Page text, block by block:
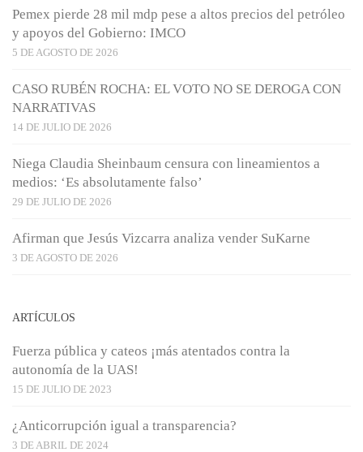
Pemex pierde 28 mil mdp pese a altos precios del petróleo
y apoyos del Gobierno: IMCO
5 DE AGOSTO DE 2026
CASO RUBÉN ROCHA: EL VOTO NO SE DEROGA CON
NARRATIVAS
14 DE JULIO DE 2026
Niega Claudia Sheinbaum censura con lineamientos a
medios: ‘Es absolutamente falso’
29 DE JULIO DE 2026
Afirman que Jesús Vizcarra analiza vender SuKarne
3 DE AGOSTO DE 2026
ARTÍCULOS
Fuerza pública y cateos ¡más atentados contra la
autonomía de la UAS!
15 DE JULIO DE 2023
¿Anticorrupción igual a transparencia?
3 DE ABRIL DE 2024